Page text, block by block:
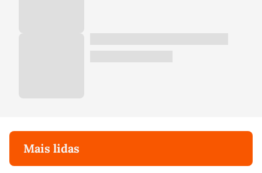
Mais lidas